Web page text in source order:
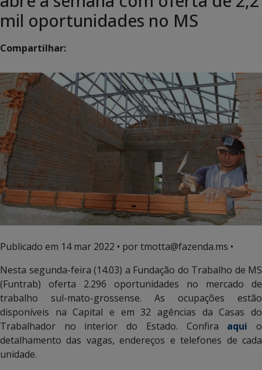
mil oportunidades no MS
Compartilhar:
Publicado em 14 mar 2022 • por tmotta@fazenda.ms •
Nesta segunda-feira (14.03) a Fundação do Trabalho de MS
(Funtrab) oferta 2.296 oportunidades no mercado de
trabalho sul-mato-grossense. As ocupações estão
disponíveis na Capital e em 32 agências da Casas do
Trabalhador no interior do Estado. Confira aqui o
detalhamento das vagas, endereços e telefones de cada
unidade.